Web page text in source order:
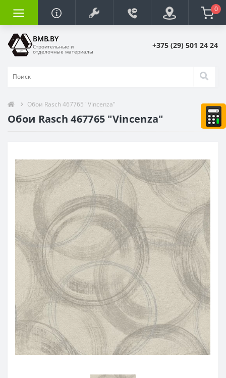
0
BMB.BY
Строительные и
отделочные материалы
+375 (29) 501 24 24
Обои Rasch 467765 "Vincenza"
Обои Rasch 467765 "Vincenza"